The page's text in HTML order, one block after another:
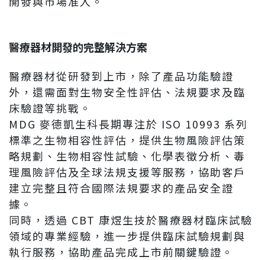
醫療器材開發的完整解決方案
醫療器材從研發到上市，除了產品功能驗證
外，還需面對生物安全性評估、法規要求及臨
床驗證等挑戰。
MDG 麥德凱生科長期專注於 ISO 10993 系列
標準之生物相容性評估，提供生物風險評估策
略規劃、生物相容性試驗、化學表徵分析、毒
理風險評估及全球法規支援等服務，協助客戶
建立完整且符合國際法規要求的產品安全證
據。
同時，透過 CBT 康煜生技於醫療器材臨床試驗
領域的專業經驗，進一步提供臨床試驗規劃與
執行服務，協助產品完成上市前關鍵驗證。